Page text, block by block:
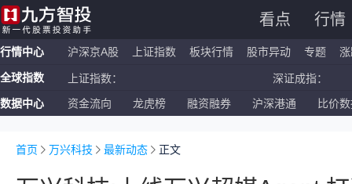
看点 行情
行情中心 沪深京A股 上证指数 板块行情 股市异动 专题
全球指数 上证指数： 深证成指：
恒生指数： 国企指数：
数据中心 资金流向 龙虎榜 融资融券 沪深港通 比价
首页 万兴科技 最新动态 正文